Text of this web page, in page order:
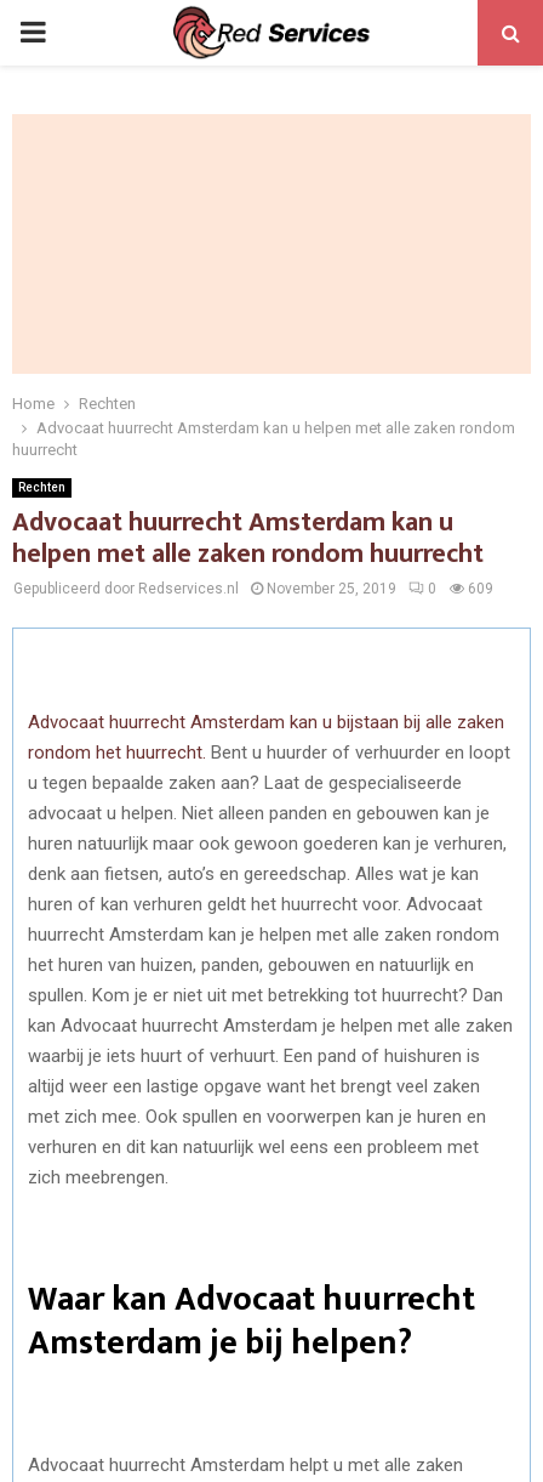
PRIMARY
Home
Rechten
Advocaat huurrecht Amsterdam kan u helpen met alle zaken rondom
huurrecht
Rechten
Advocaat huurrecht Amsterdam kan u
helpen met alle zaken rondom huurrecht
Gepubliceerd door Redservices.nl November 25, 2019 0 609
Advocaat huurrecht Amsterdam kan u bijstaan bij alle zaken
rondom het huurrecht. Bent u huurder of verhuurder en loopt
u tegen bepaalde zaken aan? Laat de gespecialiseerde
advocaat u helpen. Niet alleen panden en gebouwen kan je
huren natuurlijk maar ook gewoon goederen kan je verhuren,
denk aan fietsen, auto’s en gereedschap. Alles wat je kan
huren of kan verhuren geldt het huurrecht voor. Advocaat
huurrecht Amsterdam kan je helpen met alle zaken rondom
het huren van huizen, panden, gebouwen en natuurlijk en
spullen. Kom je er niet uit met betrekking tot huurrecht? Dan
kan Advocaat huurrecht Amsterdam je helpen met alle zaken
waarbij je iets huurt of verhuurt. Een pand of huishuren is
altijd weer een lastige opgave want het brengt veel zaken
met zich mee. Ook spullen en voorwerpen kan je huren en
verhuren en dit kan natuurlijk wel eens een probleem met
zich meebrengen.
Waar kan Advocaat huurrecht
Amsterdam je bij helpen?
Advocaat huurrecht Amsterdam helpt u met alle zaken